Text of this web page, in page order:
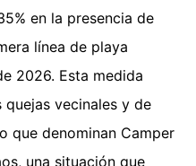
en la presencia de
línea de playa
2026. Esta medida
vecinales y de
que denominan Camper
una situación que